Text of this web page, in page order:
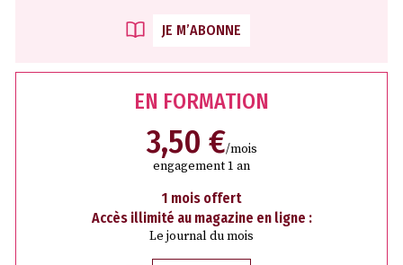
JE M’ABONNE
EN FORMATION
3,50 €/mois
engagement 1 an
1 mois offert
Accès illimité au magazine en ligne :
Le journal du mois